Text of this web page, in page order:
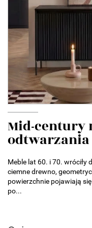
Mid-century
odtwarzania
Meble lat 60. i 70. wróciły
ciemne drewno,
powierzchnie pojawiają
po...